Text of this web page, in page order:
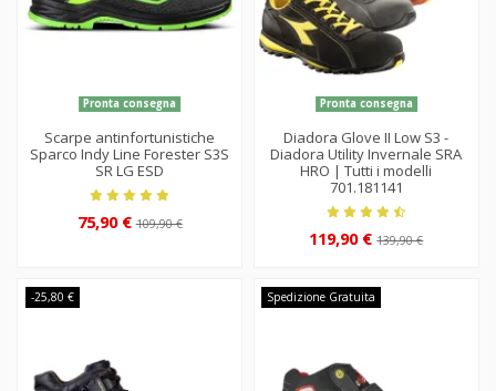
Pronta consegna
Scarpe antinfortunistiche
Sparco Indy Line Forester S3S
SR LG ESD
75,90 €109,90 €
Pronta consegna
Diadora Glove II Low S3 -
Diadora Utility Invernale SRA
HRO | Tutti i modelli
701.181141
119,90 €139,90 €
-25,80 € Spedizione Gratuita